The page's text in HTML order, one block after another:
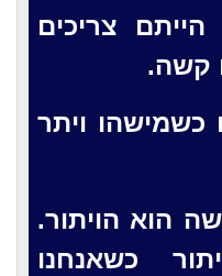
צריכים
קשה.
ויתר
הוא הויתור.
כשאנחנו